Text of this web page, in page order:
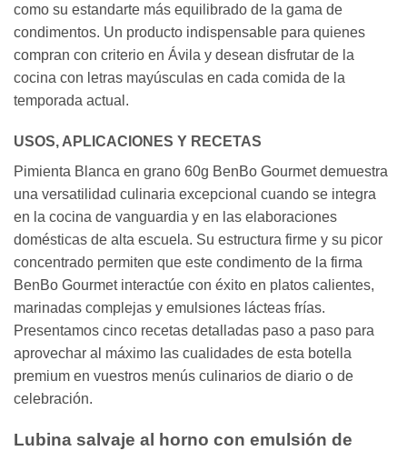
como su estandarte más equilibrado de la gama de
condimentos. Un producto indispensable para quienes
compran con criterio en Ávila y desean disfrutar de la
cocina con letras mayúsculas en cada comida de la
temporada actual.
USOS, APLICACIONES Y RECETAS
Pimienta Blanca en grano 60g BenBo Gourmet demuestra
una versatilidad culinaria excepcional cuando se integra
en la cocina de vanguardia y en las elaboraciones
domésticas de alta escuela. Su estructura firme y su picor
concentrado permiten que este condimento de la firma
BenBo Gourmet interactúe con éxito en platos calientes,
marinadas complejas y emulsiones lácteas frías.
Presentamos cinco recetas detalladas paso a paso para
aprovechar al máximo las cualidades de esta botella
premium en vuestros menús culinarios de diario o de
celebración.
Lubina salvaje al horno con emulsión de